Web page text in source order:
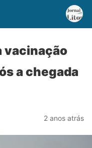
vacinação
a chegada
2 anos atrás